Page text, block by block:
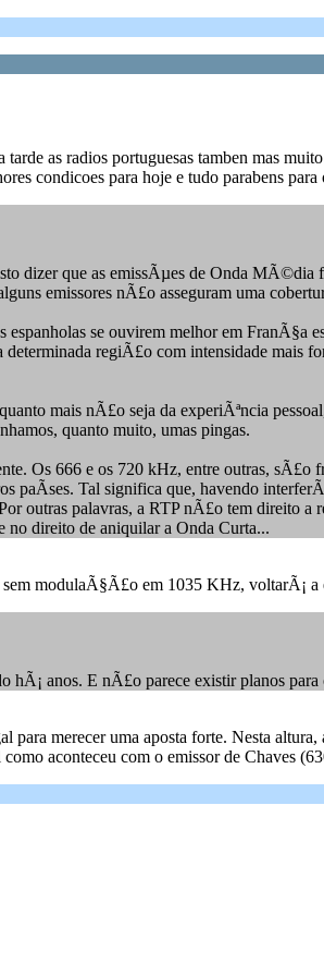
as radios portuguesas tamben mas
condicoes para hoje e tudo parabens
que as emissÃµes de Onda MÃ©dia
emissores nÃ£o asseguram uma
se ouvirem melhor em FranÃ§a
regiÃ£o com intensidade mais
mais nÃ£o seja da experiÃªncia
quanto muito, umas pingas.
Os 666 e os 720 kHz, entre outras, sÃ£o
paÃ­ses. Tal significa que, havendo
outras palavras, a RTP nÃ£o tem direito
no direito de aniquilar a Onda Curta...
modulaÃ§Ã£o em 1035 KHz, voltarÃ¡
anos. E nÃ£o parece existir planos para
merecer uma aposta forte. Nesta
aconteceu com o emissor de Chaves